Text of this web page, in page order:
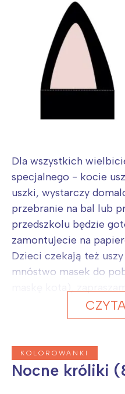
Dla wszystkich
specjalnego - kocie
uszki, wystarczy
przebranie na bal lub
przedszkolu będzie
zamontujecie na
Dzieci czekają też
mnóstwo masek do
KOLOROWANKI
Nocne króliki
Łódź
Trójmiasto
Poznań
Wrocław